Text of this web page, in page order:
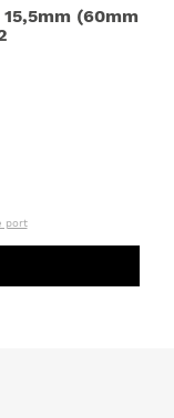
(60mm
port